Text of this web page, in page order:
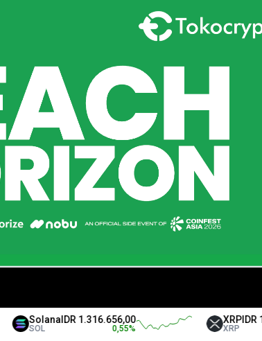
IDR 1.316.656,00 XRP IDR
-2,10